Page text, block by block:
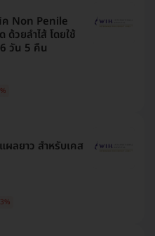
ค Non Penile
วยลำไส้ โดยใช้
วัน 5 คืน
ลยาว สำหรับเคส